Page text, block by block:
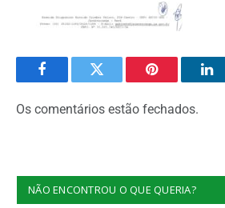
FacebookTwitter Pinterest O
Os comentários estão fechados.
NÃO ENCONTROU O QUE QUERIA?